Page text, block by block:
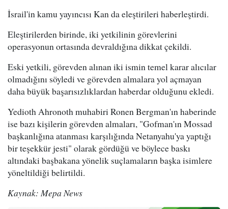
İsrail'in kamu yayıncısı Kan da eleştirileri haberleştirdi.
Eleştirilerden birinde, iki yetkilinin görevlerini
operasyonun ortasında devraldığına dikkat çekildi.
Eski yetkili, görevden alınan iki ismin temel karar alıcılar
olmadığını söyledi ve görevden almalara yol açmayan
daha büyük başarısızlıklardan haberdar olduğunu ekledi.
Yedioth Ahronoth muhabiri Ronen Bergman'ın haberinde
ise bazı kişilerin görevden almaları, "Gofman'ın Mossad
başkanlığına atanması karşılığında Netanyahu'ya yaptığı
bir teşekkür jesti" olarak gördüğü ve böylece baskı
altındaki başbakana yönelik suçlamaların başka isimlere
yöneltildiği belirtildi.
Kaynak: Mepa News